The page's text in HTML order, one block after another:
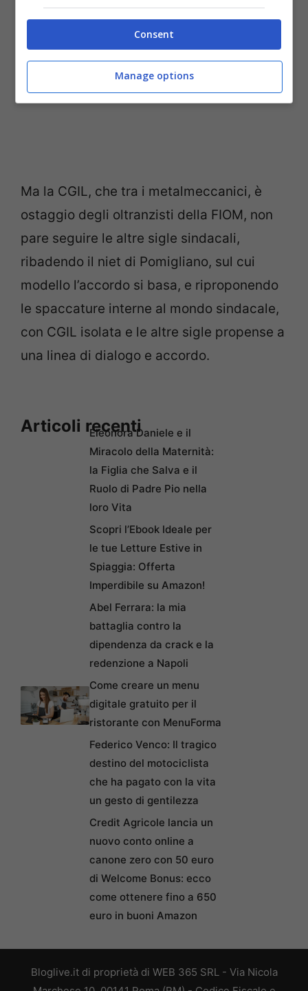
Ma la CGIL, che tra i metalmeccanici, è
ostaggio degli oltranzisti della FIOM, non
pare seguire le altre sigle sindacali,
ribadendo il niet di Pomigliano, sul cui
modello l’accordo si basa, e riproponendo
le spaccature interne al mondo sindacale,
con CGIL isolata e le altre sigle propense a
una linea di dialogo e accordo.
Articoli recentiEleonora Daniele e il
Miracolo della Maternità:
la Figlia che Salva e il
Ruolo di Padre Pio nella
loro Vita
Scopri l’Ebook Ideale per
le tue Letture Estive in
Spiaggia: Offerta
Imperdibile su Amazon!
Abel Ferrara: la mia
battaglia contro la
dipendenza da crack e la
redenzione a Napoli
Come creare un menu
digitale gratuito per il
ristorante con MenuForma
Federico Venco: Il tragico
destino del motociclista
che ha pagato con la vita
un gesto di gentilezza
Credit Agricole lancia un
nuovo conto online a
canone zero con 50 euro
di Welcome Bonus: ecco
come ottenere fino a 650
euro in buoni Amazon
Bloglive.it di proprietà di WEB 365 SRL - Via Nicola
Consent
Manage options